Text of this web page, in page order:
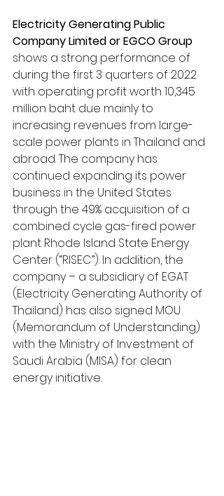
Electricity Generating Public
Company Limited or EGCO Group
shows a strong performance of
during the first 3 quarters of 2022
with operating profit worth 10,345
million baht due mainly to
increasing revenues from large-
scale power plants in Thailand and
abroad. The company has
continued expanding its power
business in the United States
through the 49% acquisition of a
combined cycle gas-fired power
plant Rhode Island State Energy
Center (“RISEC”). In addition, the
company – a subsidiary of EGAT
(Electricity Generating Authority of
Thailand) has also signed MOU
(Memorandum of Understanding)
with the Ministry of Investment of
Saudi Arabia (MISA) for clean
energy initiative.